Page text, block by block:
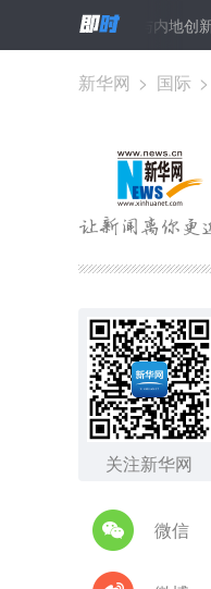
动香港与内地创新科技合作
新华网 > 国际 >
关注新华网
微信